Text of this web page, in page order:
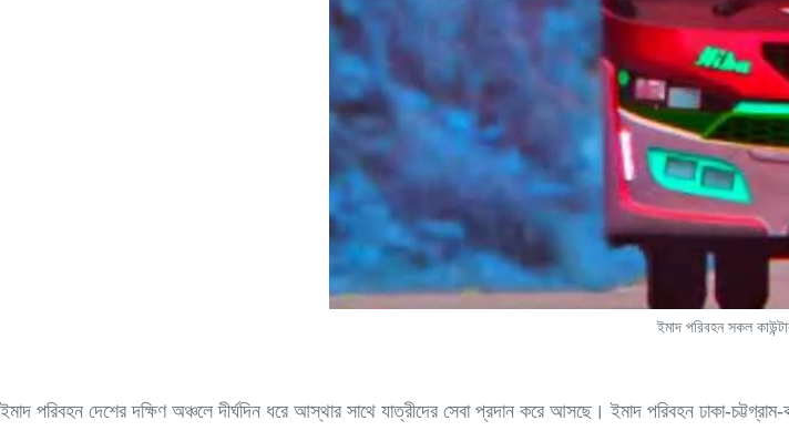
ইমাদ পরিবহন সকল
ইমাদ পরিবহন দেশের দক্ষিণ অঞ্চলে দীর্ঘদিন ধরে আস্থার সাথে যাত্রীদের সেবা প্রদান করে আসছে। ইমাদ পরিবহন ঢাকা-